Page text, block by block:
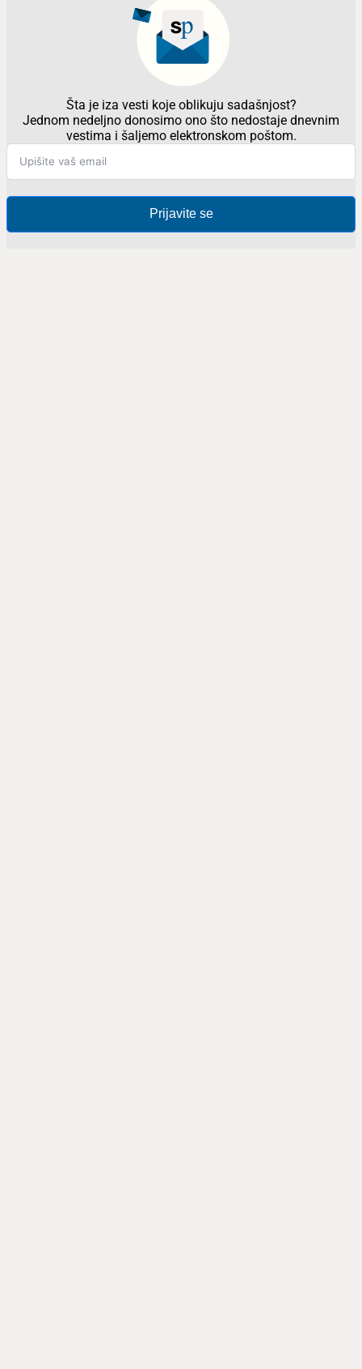
Šta je iza vesti koje oblikuju sadašnjost?
Jednom nedeljno donosimo ono što nedostaje dnevnim
vestima i šaljemo elektronskom poštom.
Prijavite se